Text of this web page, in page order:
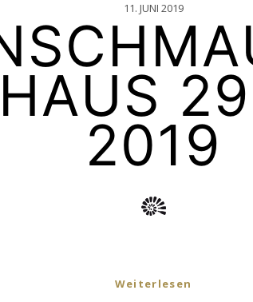
11. JUNI 2019
2019
Weiterlesen